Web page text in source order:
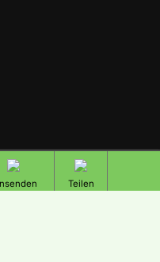
Teilen